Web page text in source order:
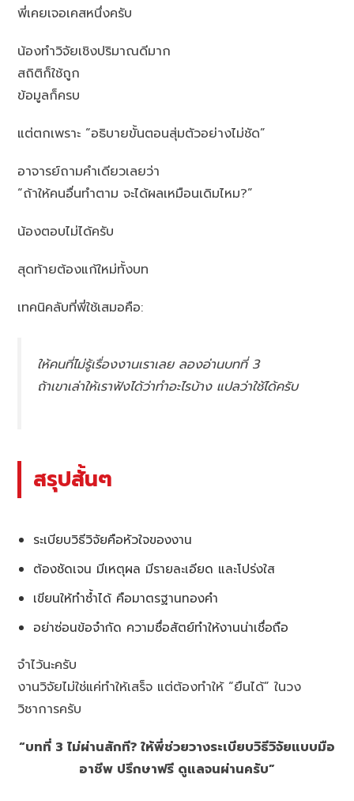
พี่เคยเจอเคสหนึ่งครับ
น้องทำวิจัยเชิงปริมาณดีมาก
สถิติก็ใช้ถูก
ข้อมูลก็ครบ
แต่ตกเพราะ “อธิบายขั้นตอนสุ่มตัวอย่างไม่ชัด”
อาจารย์ถามคำเดียวเลยว่า
“ถ้าให้คนอื่นทำตาม จะได้ผลเหมือนเดิมไหม?”
น้องตอบไม่ได้ครับ
สุดท้ายต้องแก้ใหม่ทั้งบท
เทคนิคลับที่พี่ใช้เสมอคือ:
ให้คนที่ไม่รู้เรื่องงานเราเลย ลองอ่านบทที่ 3
ถ้าเขาเล่าให้เราฟังได้ว่าทำอะไรบ้าง แปลว่าใช้ได้ครับ
สรุปสั้นๆ
ระเบียบวิธีวิจัยคือหัวใจของงาน
ต้องชัดเจน มีเหตุผล มีรายละเอียด และโปร่งใส
เขียนให้ทำซ้ำได้ คือมาตรฐานทองคำ
อย่าซ่อนข้อจำกัด ความซื่อสัตย์ทำให้งานน่าเชื่อถือ
จำไว้นะครับ
งานวิจัยไม่ใช่แค่ทำให้เสร็จ แต่ต้องทำให้ “ยืนได้” ในวง
วิชาการครับ
“บทที่ 3 ไม่ผ่านสักที? ให้พี่ช่วยวางระเบียบวิธีวิจัยแบบมือ
อาชีพ ปรึกษาฟรี ดูแลจนผ่านครับ”